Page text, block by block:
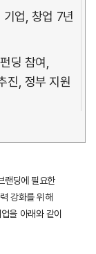
업, 창업 7년
딩 참여,
진, 정부 지원
랜딩에 필요한
강화를 위해
을 아래와 같이